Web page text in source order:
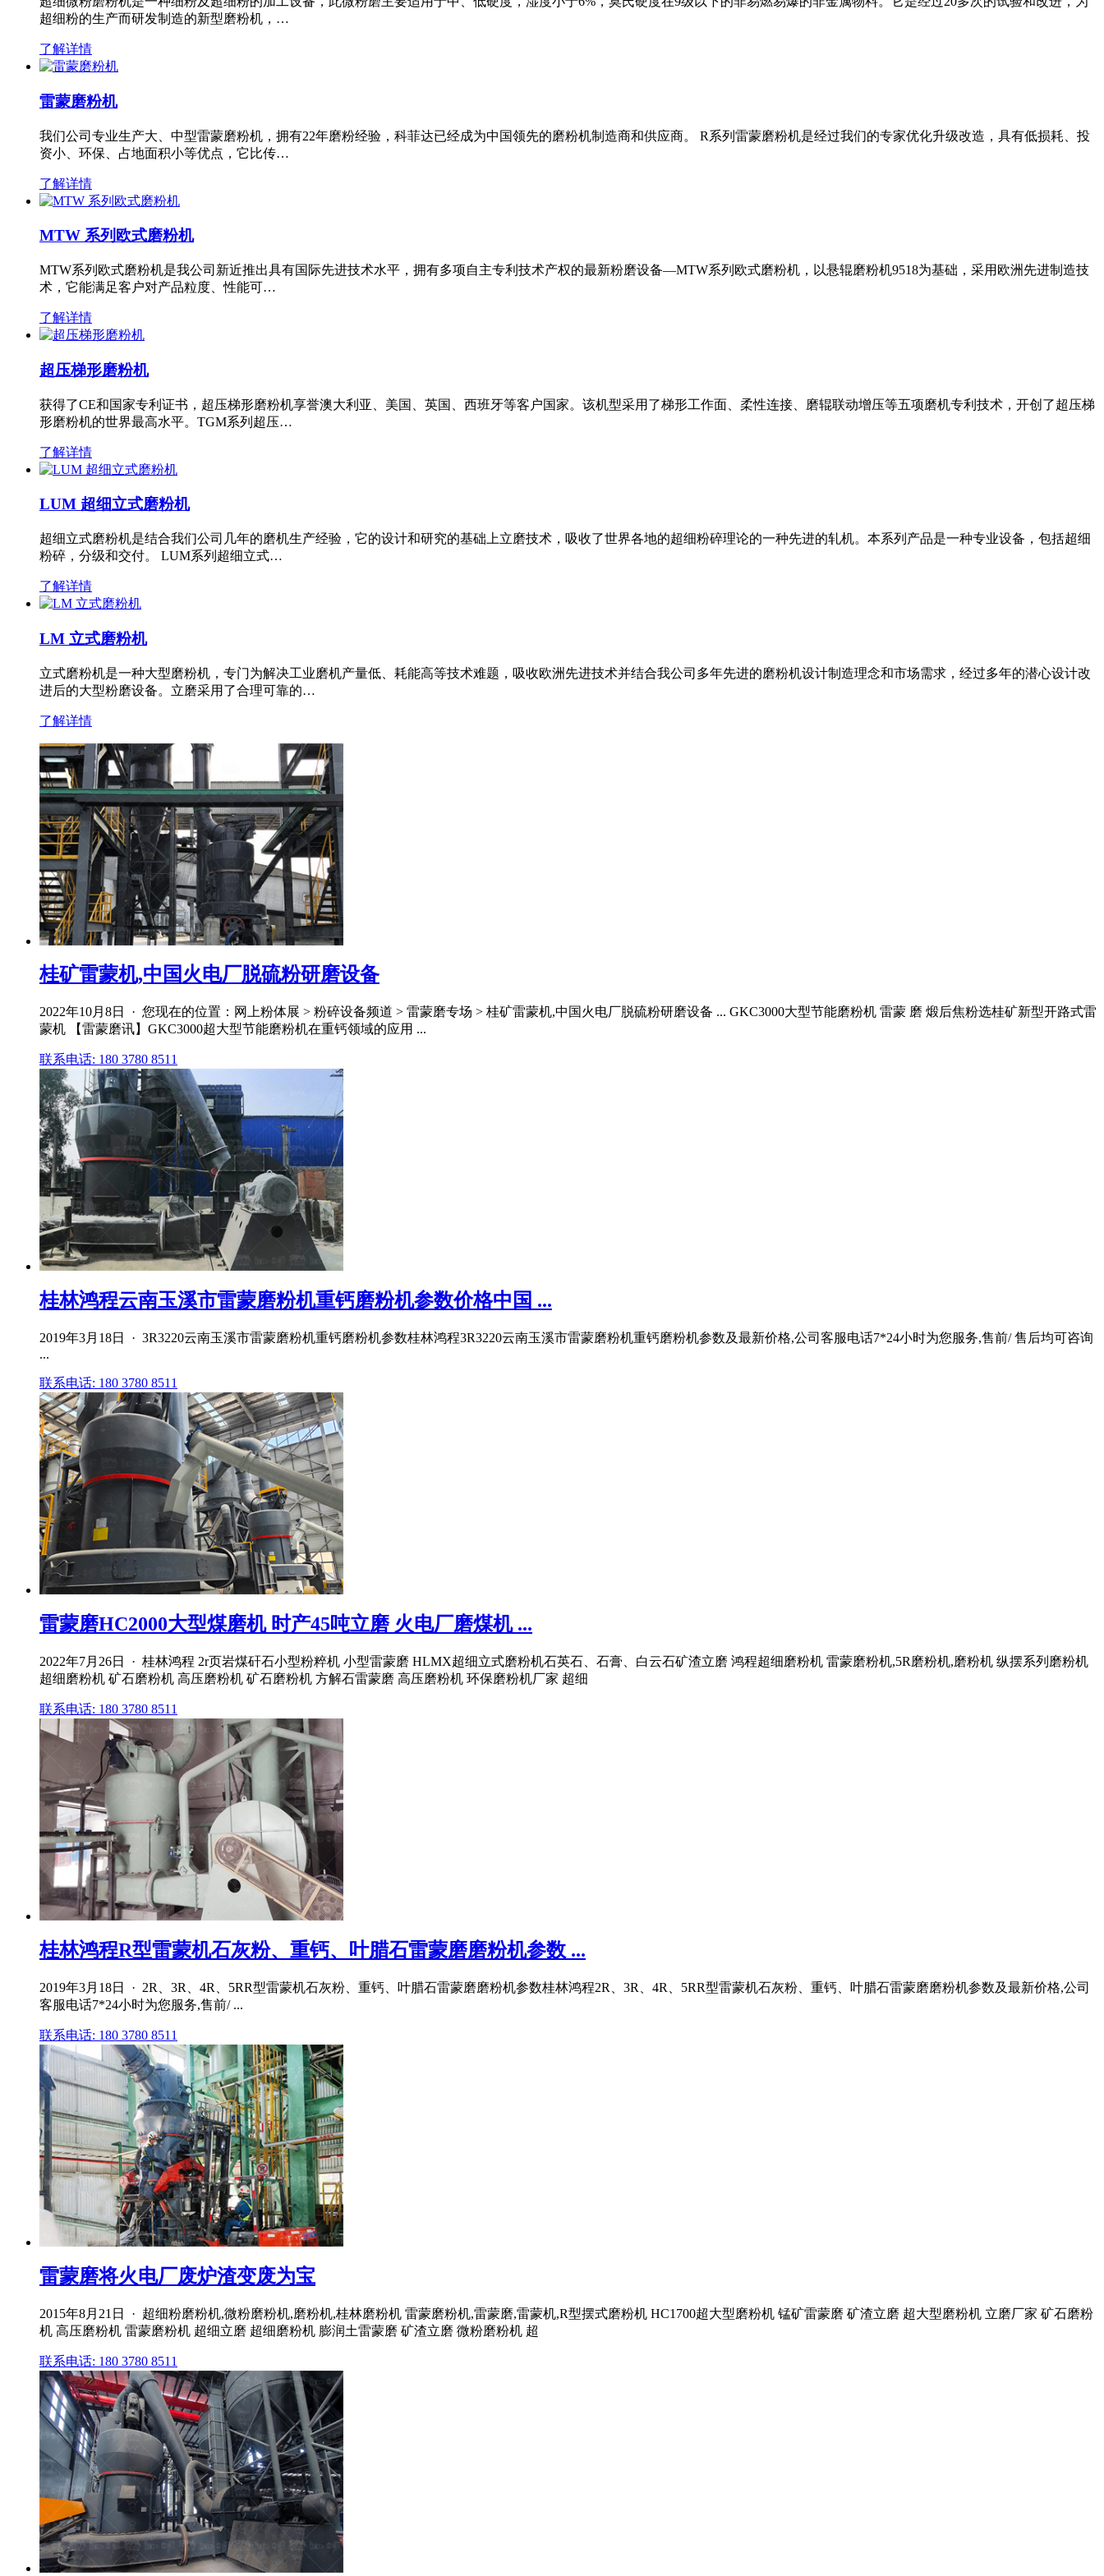
超细粉的生产而研发制造的新型磨粉机，…
了解详情
雷蒙磨粉机
我们公司专业生产大、中型雷蒙磨粉机，拥有22年磨粉经验，科菲达已经成为中国领先的磨粉机制造商和供应商。 R系列雷蒙磨粉机是经过我们的专家优化升级改造，具有低损耗、投
资小、环保、占地面积小等优点，它比传…
了解详情
MTW 系列欧式磨粉机
MTW系列欧式磨粉机是我公司新近推出具有国际先进技术水平，拥有多项自主专利技术产权的最新粉磨设备—MTW系列欧式磨粉机，以悬辊磨粉机9518为基础，采用欧洲先进制造技
术，它能满足客户对产品粒度、性能可…
了解详情
超压梯形磨粉机
获得了CE和国家专利证书，超压梯形磨粉机享誉澳大利亚、美国、英国、西班牙等客户国家。该机型采用了梯形工作面、柔性连接、磨辊联动增压等五项磨机专利技术，开创了超压梯
形磨粉机的世界最高水平。TGM系列超压…
了解详情
LUM 超细立式磨粉机
超细立式磨粉机是结合我们公司几年的磨机生产经验，它的设计和研究的基础上立磨技术，吸收了世界各地的超细粉碎理论的一种先进的轧机。本系列产品是一种专业设备，包括超细
粉碎，分级和交付。 LUM系列超细立式…
了解详情
LM 立式磨粉机
立式磨粉机是一种大型磨粉机，专门为解决工业磨机产量低、耗能高等技术难题，吸收欧洲先进技术并结合我公司多年先进的磨粉机设计制造理念和市场需求，经过多年的潜心设计改
进后的大型粉磨设备。立磨采用了合理可靠的…
了解详情
桂矿雷蒙机,中国火电厂脱硫粉研磨设备
2022年10月8日 · 您现在的位置：网上粉体展 > 粉碎设备频道 > 雷蒙磨专场 > 桂矿雷蒙机,中国火电厂脱硫粉研磨设备 ... GKC3000大型节能磨粉机 雷蒙 磨 煅后焦粉选桂矿新型开路式雷
蒙机 【雷蒙磨讯】GKC3000超大型节能磨粉机在重钙领域的应用 ...
联系电话: 180 3780 8511
桂林鸿程云南玉溪市雷蒙磨粉机重钙磨粉机参数价格中国 ...
2019年3月18日 · 3R3220云南玉溪市雷蒙磨粉机重钙磨粉机参数桂林鸿程3R3220云南玉溪市雷蒙磨粉机重钙磨粉机参数及最新价格,公司客服电话7*24小时为您服务,售前/ 售后均可咨询
...
联系电话: 180 3780 8511
雷蒙磨HC2000大型煤磨机 时产45吨立磨 火电厂磨煤机 ...
2022年7月26日 · 桂林鸿程 2r页岩煤矸石小型粉粹机 小型雷蒙磨 HLMX超细立式磨粉机石英石、石膏、白云石矿渣立磨 鸿程超细磨粉机 雷蒙磨粉机,5R磨粉机,磨粉机 纵摆系列磨粉机
超细磨粉机 矿石磨粉机 高压磨粉机 矿石磨粉机 方解石雷蒙磨 高压磨粉机 环保磨粉机厂家 超细
联系电话: 180 3780 8511
桂林鸿程R型雷蒙机石灰粉、重钙、叶腊石雷蒙磨磨粉机参数 ...
2019年3月18日 · 2R、3R、4R、5RR型雷蒙机石灰粉、重钙、叶腊石雷蒙磨磨粉机参数桂林鸿程2R、3R、4R、5RR型雷蒙机石灰粉、重钙、叶腊石雷蒙磨磨粉机参数及最新价格,公司
客服电话7*24小时为您服务,售前/ ...
联系电话: 180 3780 8511
雷蒙磨将火电厂废炉渣变废为宝
2015年8月21日 · 超细粉磨粉机,微粉磨粉机,磨粉机,桂林磨粉机 雷蒙磨粉机,雷蒙磨,雷蒙机,R型摆式磨粉机 HC1700超大型磨粉机 锰矿雷蒙磨 矿渣立磨 超大型磨粉机 立磨厂家 矿石磨粉
机 高压磨粉机 雷蒙磨粉机 超细立磨 超细磨粉机 膨润土雷蒙磨 矿渣立磨 微粉磨粉机 超
联系电话: 180 3780 8511